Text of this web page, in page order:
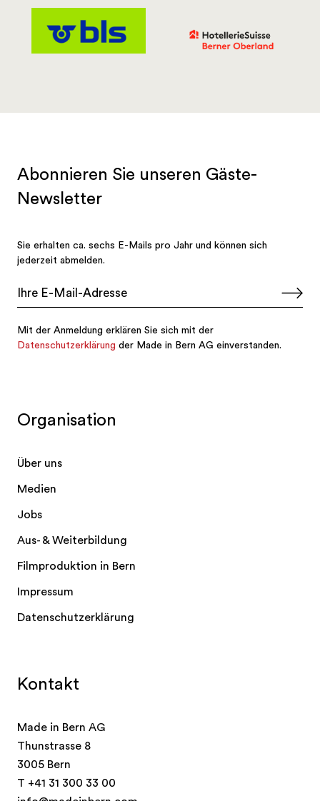
Kontakt
Made in Bern AG
Thunstrasse 8
3005 Bern
T +41 31 300 33 00
Organisation
Über uns
Medien
Jobs
Aus- & Weiterbildung
Filmproduktion in Bern
Impressum
Datenschutzerklärung